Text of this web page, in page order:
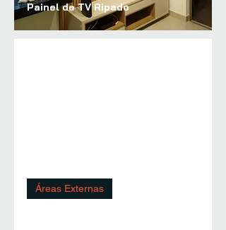
Painel de TV Ripado
Áreas Externas